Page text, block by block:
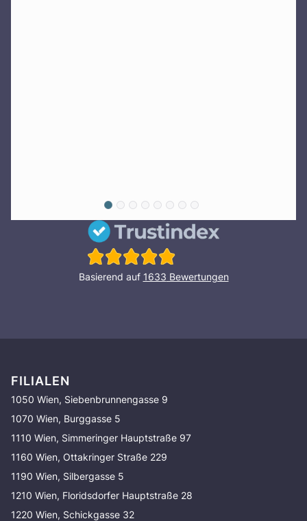
Basierend auf 1633 Bewertungen
FILIALEN
1050 Wien, Siebenbrunnengasse 9
1070 Wien, Burggasse 5
1110 Wien, Simmeringer Hauptstraße 97
1160 Wien, Ottakringer Straße 229
1190 Wien, Silbergasse 5
1210 Wien, Floridsdorfer Hauptstraße 28
1220 Wien, Schickgasse 32